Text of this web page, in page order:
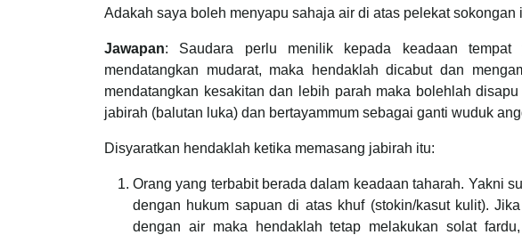
Adakah saya boleh menyapu sahaja air di atas pelekat sokongan
Jawapan: Saudara perlu menilik kepada keadaan
mendatangkan mudarat, maka hendaklah dicabut dan
mendatangkan kesakitan dan lebih parah maka bolehlah
jabirah (balutan luka) dan bertayammum sebagai ganti wuduk
Disyaratkan hendaklah ketika memasang jabirah itu:
Orang yang terbabit berada dalam keadaan taharah. Yakni
dengan hukum sapuan di atas khuf (stokin/kasut kulit).
dengan air maka hendaklah tetap melakukan solat